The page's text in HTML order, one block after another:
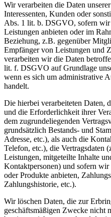
Wir verarbeiten die Daten
Interessenten, Kunden oder
Abs. 1 lit. b. DSGVO, sofern wir
Leistungen anbieten oder im
Beziehung, z.B. gegenüber
Empfänger von Leistungen und
verarbeiten wir die Daten
lit. f. DSGVO auf Grundlage
wenn es sich um administrative
handelt.
Die hierbei verarbeiteten Daten,
und die Erforderlichkeit ihrer
dem zugrundeliegenden
grundsätzlich Bestands- und
Adresse, etc.), als auch die
Telefon, etc.), die Vertragsdaten
Leistungen, mitgeteilte Inhalte
Kontaktpersonen) und sofern
oder Produkte anbieten,
Zahlungshistorie, etc.).
Wir löschen Daten, die zur
geschäftsmäßigen Zwecke nicht